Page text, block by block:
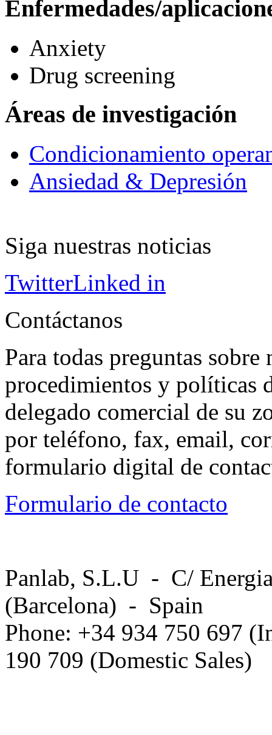
Enfermedades/
Anxiety
Drug screening
Áreas de investigación
Condicionamiento
Ansiedad & Depresión
Siga nuestras noticias
TwitterLinked in
Contáctanos
Para todas preguntas
procedimientos y políticas
delegado comercial de su
por teléfono, fax, email,
formulario digital de
Formulario de contacto
Panlab, S.L.U - C/
(Barcelona) - Spain
Phone: +34 934 750 697
190 709 (Domestic Sales)